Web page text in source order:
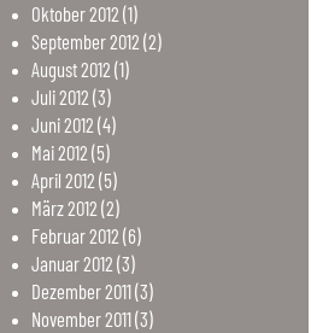
Oktober2012 (1)
September2012 (2)
August2012 (1)
Juli2012 (3)
Juni2012 (4)
Mai2012 (5)
April 2012 (5)
März2012 (2)
Februar2012 (6)
Januar2012 (3)
Dezember2011(3)
November2011(3)